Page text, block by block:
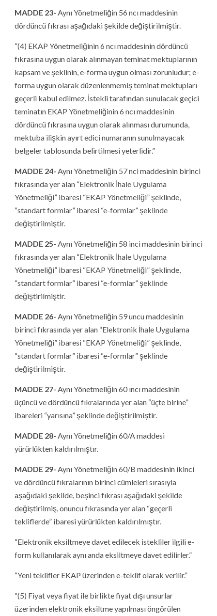
MADDE 23- Aynı Yönetmeliğin 56 ncı maddesinin
dördüncü fıkrası aşağıdaki şekilde değiştirilmiştir.
“(4) EKAP Yönetmeliğinin 6 ncı maddesinin dördüncü
fıkrasına uygun olarak alınmayan teminat mektuplarının
kapsam ve şeklinin, e-forma uygun olması zorunludur; e-
forma uygun olarak düzenlenmemiş teminat mektupları
geçerli kabul edilmez. İstekli tarafından sunulacak geçici
teminatın EKAP Yönetmeliğinin 6 ncı maddesinin
dördüncü fıkrasına uygun olarak alınması durumunda,
mektuba ilişkin ayırt edici numaranın sunulmayacak
belgeler tablosunda belirtilmesi yeterlidir.”
MADDE 24- Aynı Yönetmeliğin 57 nci maddesinin birinci
fıkrasında yer alan “Elektronik İhale Uygulama
Yönetmeliği” ibaresi “EKAP Yönetmeliği” şeklinde,
“standart formlar” ibaresi “e-formlar” şeklinde
değiştirilmiştir.
MADDE 25- Aynı Yönetmeliğin 58 inci maddesinin birinci
fıkrasında yer alan “Elektronik İhale Uygulama
Yönetmeliği” ibaresi “EKAP Yönetmeliği” şeklinde,
“standart formlar” ibaresi “e-formlar” şeklinde
değiştirilmiştir.
MADDE 26- Aynı Yönetmeliğin 59 uncu maddesinin
birinci fıkrasında yer alan “Elektronik İhale Uygulama
Yönetmeliği” ibaresi “EKAP Yönetmeliği” şeklinde,
“standart formlar” ibaresi “e-formlar” şeklinde
değiştirilmiştir.
MADDE 27- Aynı Yönetmeliğin 60 ıncı maddesinin
üçüncü ve dördüncü fıkralarında yer alan “üçte birine”
ibareleri “yarısına” şeklinde değiştirilmiştir.
MADDE 28- Aynı Yönetmeliğin 60/A maddesi
yürürlükten kaldırılmıştır.
MADDE 29- Aynı Yönetmeliğin 60/B maddesinin ikinci
ve dördüncü fıkralarının birinci cümleleri sırasıyla
aşağıdaki şekilde, beşinci fıkrası aşağıdaki şekilde
değiştirilmiş, onuncu fıkrasında yer alan “geçerli
tekliflerde” ibaresi yürürlükten kaldırılmıştır.
“Elektronik eksiltmeye davet edilecek istekliler ilgili e-
form kullanılarak aynı anda eksiltmeye davet edilirler.”
“Yeni teklifler EKAP üzerinden e-teklif olarak verilir.”
“(5) Fiyat veya fiyat ile birlikte fiyat dışı unsurlar
üzerinden elektronik eksiltme yapılması öngörülen